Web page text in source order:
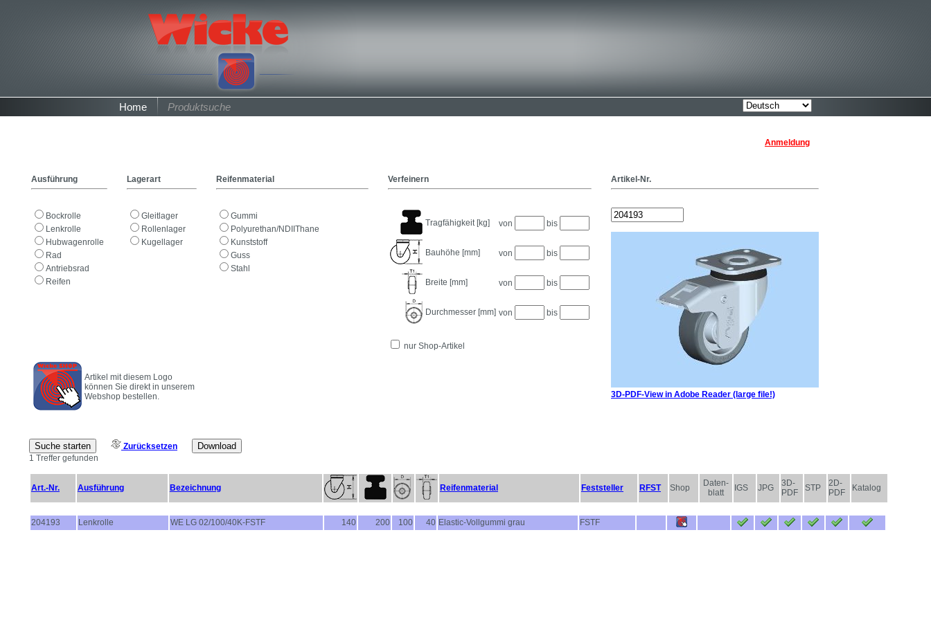
Home Produktsuche
Anmeldung
Ausführung Lagerart Reifenmaterial Verfeinern Artikel-Nr.
Bockrolle
Lenkrolle
Hubwagenrolle
Rad
Antriebsrad
Reifen
Gleitlager
Rollenlager
Kugellager
Gummi
Polyurethan/NDIIThane
Kunststoff
Guss
Stahl
Tragfähigkeit [kg] von bis
Bauhöhe [mm] von bis
Breite [mm] von bis
Durchmesser [mm] von bis
nur Shop-Artikel
3D-PDF-View in Adobe Reader (large file!)
Artikel mit diesem Logo
können Sie direkt in unserem
Webshop bestellen.
Zurücksetzen
1 Treffer gefunden
Art.-Nr. Ausführung Bezeichnung Reifenmaterial Feststeller RFST Shop
Daten-
blatt
IGS JPG
3D-
PDF
STP
2D-
PDF
Katalog
204193 Lenkrolle WE LG 02/100/40K-FSTF 140 200 100 40 Elastic-Vollgummi grau FSTF